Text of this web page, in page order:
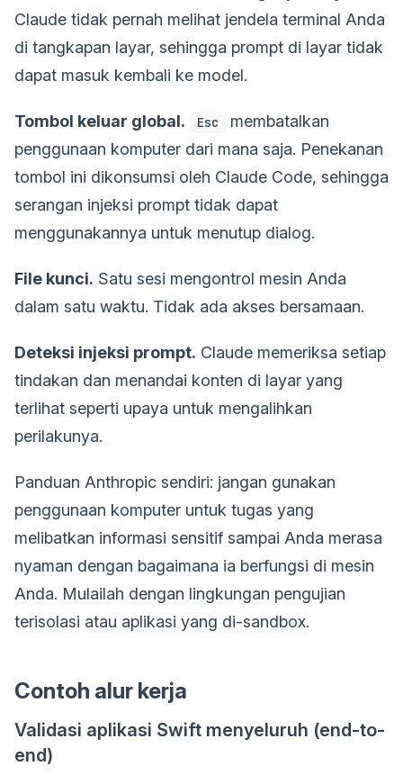
Claude tidak pernah melihat jendela terminal Anda
di tangkapan layar, sehingga prompt di layar tidak
dapat masuk kembali ke model.
Tombol keluar global. Esc
membatalkan
penggunaan komputer dari mana saja. Penekanan
tombol ini dikonsumsi oleh Claude Code, sehingga
serangan injeksi prompt tidak dapat
menggunakannya untuk menutup dialog.
File kunci. Satu sesi mengontrol mesin Anda
dalam satu waktu. Tidak ada akses bersamaan.
Deteksi injeksi prompt. Claude memeriksa setiap
tindakan dan menandai konten di layar yang
terlihat seperti upaya untuk mengalihkan
perilakunya.
Panduan Anthropic sendiri: jangan gunakan
penggunaan komputer untuk tugas yang
melibatkan informasi sensitif sampai Anda merasa
nyaman dengan bagaimana ia berfungsi di mesin
Anda. Mulailah dengan lingkungan pengujian
terisolasi atau aplikasi yang di-sandbox.
Contoh alur kerja
Validasi aplikasi Swift menyeluruh (end-to-
end)